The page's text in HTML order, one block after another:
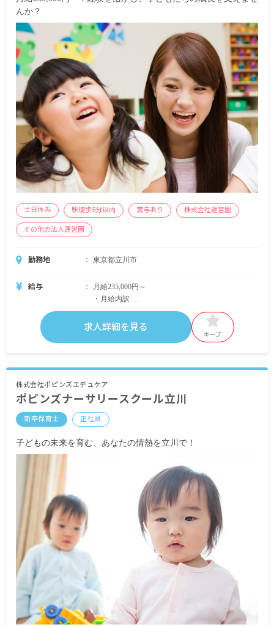
んか？
土日休み 駅徒歩5分以内 賞与あり 株式会社運営園
その他の法人運営園
勤務地 東京都立川市
給与
月給235,000円～
・月給内訳
基本給 220,000円～
固定残業時間手当 10,000円（10時間 ※残業の有
無に関わらず支給、10時間を超過した分は別途残
・定期的に支給される手当
通勤手当 月上限100,000円
送迎手当 5,000円
昇給あり年1回
求人詳細を見る
キープ
株式会社ポピンズエデュケア
ポピンズナーサリースクール立川
新卒保育士 正社員
子どもの未来を育む、あなたの情熱を立川で！